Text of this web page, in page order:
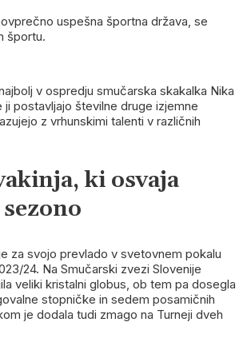
uspešna športna država, se
športu.
v ospredju smučarska skakalka Nika
postavljajo številne druge izjemne
z vrhunskimi talenti v različnih
ki osvaja
za svojo prevlado v svetovnem pokalu
24. Na Smučarski zvezi Slovenije
veliki kristalni globus, ob tem pa dosegla
stopničke in sedem posamičnih
je dodala tudi zmago na Turneji dveh